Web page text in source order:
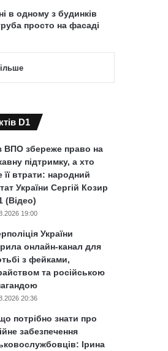
в одному з будинків
просто на фасаді
D1
ВПО збереже право на
підтримку, а хто
її втрати: народний
України Сергій Козир
(Відео)
19:00
України
онлайн-канал для
з фейками,
та російською
20:36
потрібно знати про
забезпечення
Ірина